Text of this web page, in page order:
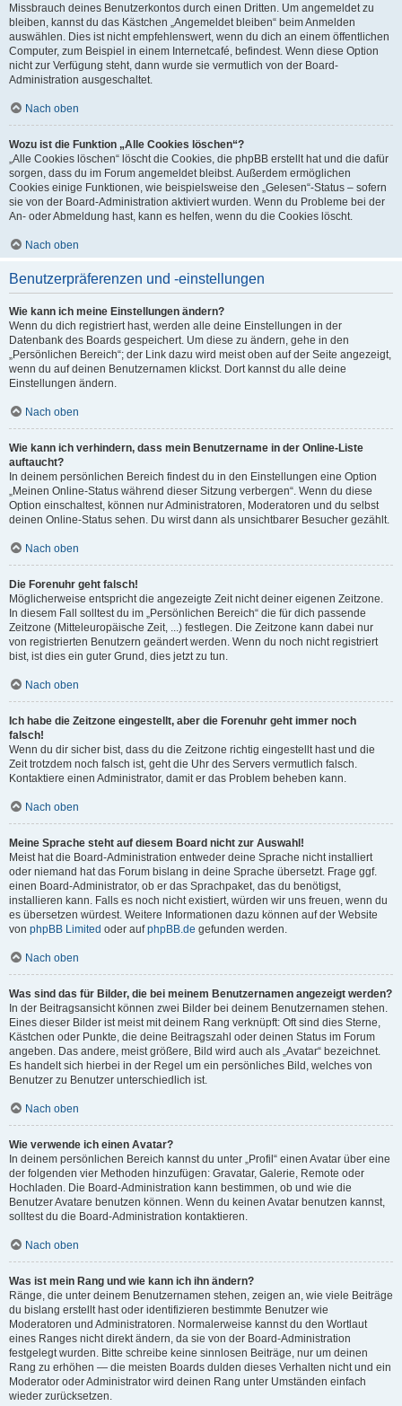
Missbrauch deines Benutzerkontos durch einen Dritten. Um angemeldet zu
bleiben, kannst du das Kästchen „Angemeldet bleiben“ beim Anmelden
auswählen. Dies ist nicht empfehlenswert, wenn du dich an einem öffentlichen
Computer, zum Beispiel in einem Internetcafé, befindest. Wenn diese Option
nicht zur Verfügung steht, dann wurde sie vermutlich von der Board-
Administration ausgeschaltet.
Nach oben
Wozu ist die Funktion „Alle Cookies löschen“?
„Alle Cookies löschen“ löscht die Cookies, die phpBB erstellt hat und die dafür
sorgen, dass du im Forum angemeldet bleibst. Außerdem ermöglichen
Cookies einige Funktionen, wie beispielsweise den „Gelesen“-Status – sofern
sie von der Board-Administration aktiviert wurden. Wenn du Probleme bei der
An- oder Abmeldung hast, kann es helfen, wenn du die Cookies löscht.
Nach oben
Benutzerpräferenzen und -einstellungen
Wie kann ich meine Einstellungen ändern?
Wenn du dich registriert hast, werden alle deine Einstellungen in der
Datenbank des Boards gespeichert. Um diese zu ändern, gehe in den
„Persönlichen Bereich“; der Link dazu wird meist oben auf der Seite angezeigt,
wenn du auf deinen Benutzernamen klickst. Dort kannst du alle deine
Einstellungen ändern.
Nach oben
Wie kann ich verhindern, dass mein Benutzername in der Online-Liste
auftaucht?
In deinem persönlichen Bereich findest du in den Einstellungen eine Option
„Meinen Online-Status während dieser Sitzung verbergen“. Wenn du diese
Option einschaltest, können nur Administratoren, Moderatoren und du selbst
deinen Online-Status sehen. Du wirst dann als unsichtbarer Besucher gezählt.
Nach oben
Die Forenuhr geht falsch!
Möglicherweise entspricht die angezeigte Zeit nicht deiner eigenen Zeitzone.
In diesem Fall solltest du im „Persönlichen Bereich“ die für dich passende
Zeitzone (Mitteleuropäische Zeit, ...) festlegen. Die Zeitzone kann dabei nur
von registrierten Benutzern geändert werden. Wenn du noch nicht registriert
bist, ist dies ein guter Grund, dies jetzt zu tun.
Nach oben
Ich habe die Zeitzone eingestellt, aber die Forenuhr geht immer noch
falsch!
Wenn du dir sicher bist, dass du die Zeitzone richtig eingestellt hast und die
Zeit trotzdem noch falsch ist, geht die Uhr des Servers vermutlich falsch.
Kontaktiere einen Administrator, damit er das Problem beheben kann.
Nach oben
Meine Sprache steht auf diesem Board nicht zur Auswahl!
Meist hat die Board-Administration entweder deine Sprache nicht installiert
oder niemand hat das Forum bislang in deine Sprache übersetzt. Frage ggf.
einen Board-Administrator, ob er das Sprachpaket, das du benötigst,
installieren kann. Falls es noch nicht existiert, würden wir uns freuen, wenn du
es übersetzen würdest. Weitere Informationen dazu können auf der Website
von phpBB Limited oder aufphpBB.de gefunden werden.
Nach oben
Was sind das für Bilder, die bei meinem Benutzernamen angezeigt werden?
In der Beitragsansicht können zwei Bilder bei deinem Benutzernamen stehen.
Eines dieser Bilder ist meist mit deinem Rang verknüpft: Oft sind dies Sterne,
Kästchen oder Punkte, die deine Beitragszahl oder deinen Status im Forum
angeben. Das andere, meist größere, Bild wird auch als „Avatar“ bezeichnet.
Es handelt sich hierbei in der Regel um ein persönliches Bild, welches von
Benutzer zu Benutzer unterschiedlich ist.
Nach oben
Wie verwende ich einen Avatar?
In deinem persönlichen Bereich kannst du unter „Profil“ einen Avatar über eine
der folgenden vier Methoden hinzufügen: Gravatar, Galerie, Remote oder
Hochladen. Die Board-Administration kann bestimmen, ob und wie die
Benutzer Avatare benutzen können. Wenn du keinen Avatar benutzen kannst,
solltest du die Board-Administration kontaktieren.
Nach oben
Was ist mein Rang und wie kann ich ihn ändern?
Ränge, die unter deinem Benutzernamen stehen, zeigen an, wie viele Beiträge
du bislang erstellt hast oder identifizieren bestimmte Benutzer wie
Moderatoren und Administratoren. Normalerweise kannst du den Wortlaut
eines Ranges nicht direkt ändern, da sie von der Board-Administration
festgelegt wurden. Bitte schreibe keine sinnlosen Beiträge, nur um deinen
Rang zu erhöhen — die meisten Boards dulden dieses Verhalten nicht und ein
Moderator oder Administrator wird deinen Rang unter Umständen einfach
wieder zurücksetzen.